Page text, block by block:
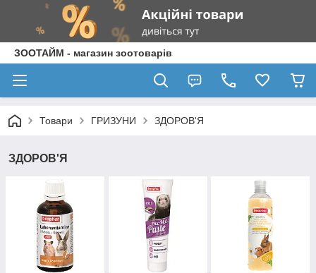
ЗООТАЙМ - магазин зоотоварів
Товари ГРИЗУНИ ЗДОРОВ'Я
ЗДОРОВ'Я